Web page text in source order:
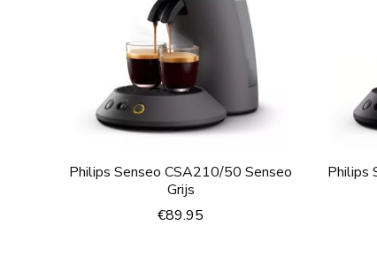
Philips Senseo CSA210/50 Senseo
Grijs
€89.95
Philips